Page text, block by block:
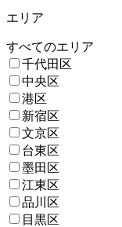
エリア
すべてのエリア
千代田区
中央区
港区
新宿区
文京区
台東区
墨田区
江東区
品川区
目黒区